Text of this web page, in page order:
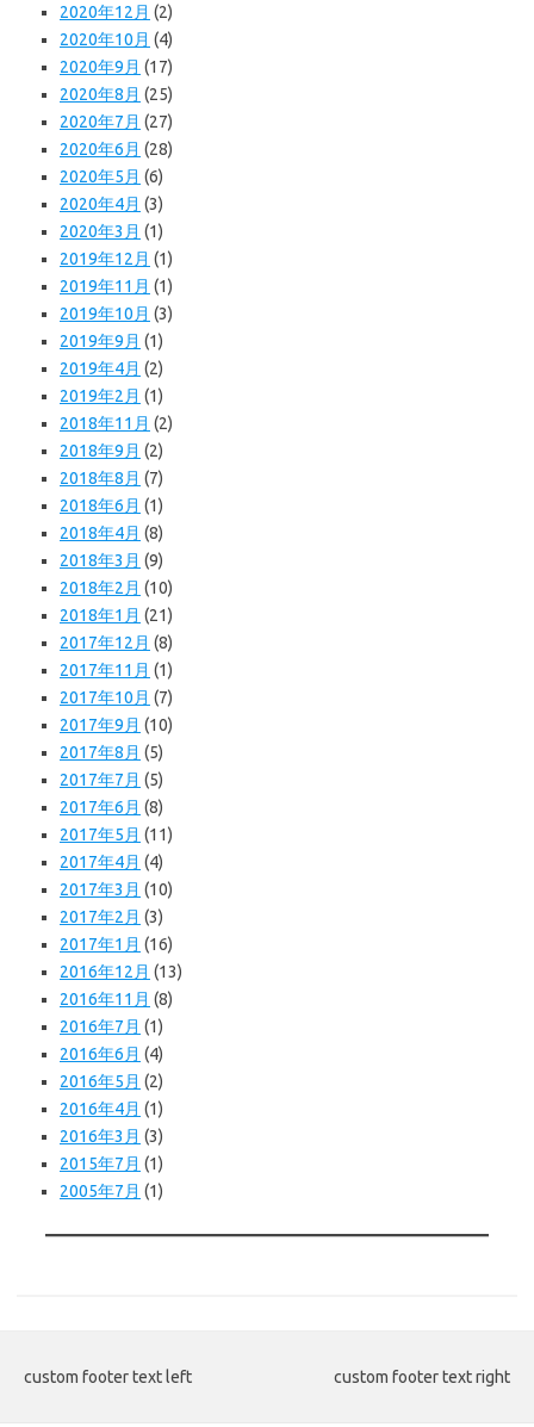
2020年12月 (2)
2020年10月 (4)
2020年9月 (17)
2020年8月 (25)
2020年7月 (27)
2020年6月 (28)
2020年5月 (6)
2020年4月 (3)
2020年3月 (1)
2019年12月 (1)
2019年11月 (1)
2019年10月 (3)
2019年9月 (1)
2019年4月 (2)
2019年2月 (1)
2018年11月 (2)
2018年9月 (2)
2018年8月 (7)
2018年6月 (1)
2018年4月 (8)
2018年3月 (9)
2018年2月 (10)
2018年1月 (21)
2017年12月 (8)
2017年11月 (1)
2017年10月 (7)
2017年9月 (10)
2017年8月 (5)
2017年7月 (5)
2017年6月 (8)
2017年5月 (11)
2017年4月 (4)
2017年3月 (10)
2017年2月 (3)
2017年1月 (16)
2016年12月 (13)
2016年11月 (8)
2016年7月 (1)
2016年6月 (4)
2016年5月 (2)
2016年4月 (1)
2016年3月 (3)
2015年7月 (1)
2005年7月 (1)
custom footer text left custom footer text right